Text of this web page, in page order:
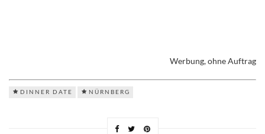
Werbung, ohne Auftrag
DINNER DATE NÜRNBERG